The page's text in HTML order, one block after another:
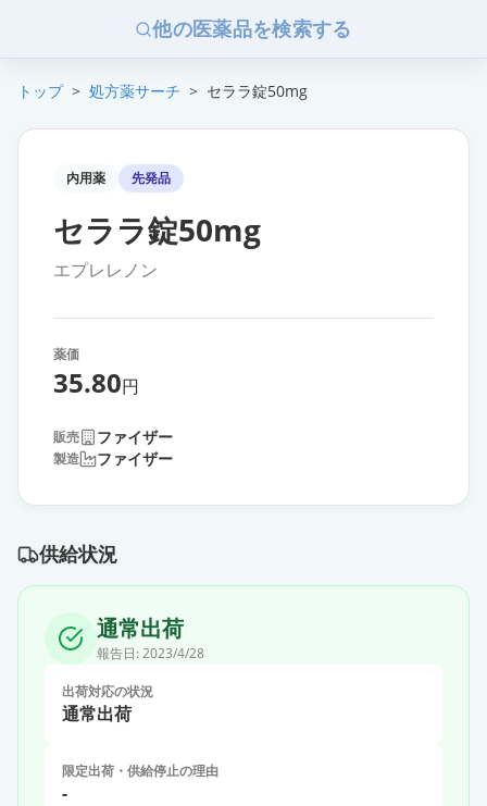
他の医薬品を検索する
トップ > 処方薬サーチ > セララ錠50mg
内用薬 先発品
セララ錠50mg
エプレレノン
薬価
35.80円
販売 ファイザー
製造 ファイザー
供給状況
通常出荷
報告日: 2023/4/28
出荷対応の状況
通常出荷
限定出荷・供給停止の理由
-